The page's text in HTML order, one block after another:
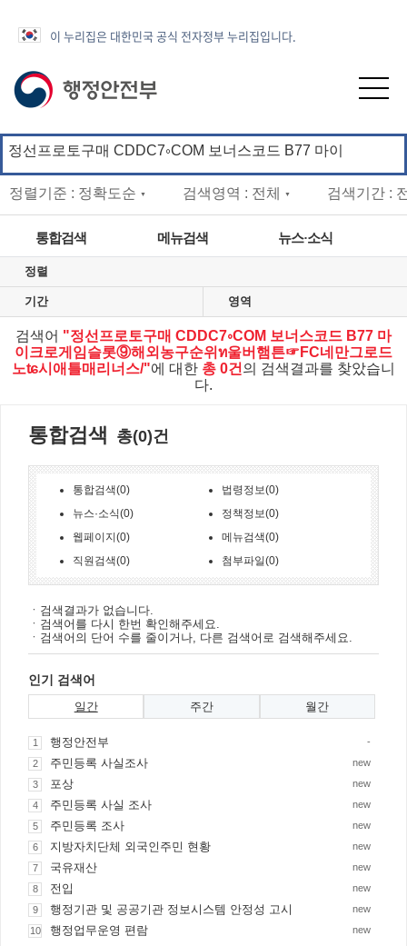
이 누리집은 대한민국 공식 전자정부 누리집입니다.
정렬기준 : 정확도순 ▼ 검색영역 : 전체 ▼ 검색기간 :
통합검색 메뉴검색 뉴스·소식
법령정보
ENGLISH
정렬
기간 영역
검색어 "정선프로토구매 CDDC7༚COM 보너스코드 B77 마
이크로게임슬롯⑨해외농구순위ท울버햄튼☞FC네만그로드
노ʨ시애틀매리너스/"에 대한 총 0건 의 검색결과를 찾았습니
다.
통합검색 총(0)건
통합검색(0)
법령정보(0)
뉴스·소식(0)
정책정보(0)
웹페이지(0)
메뉴검색(0)
직원검색(0)
첨부파일(0)
ㆍ검색결과가 없습니다.
ㆍ검색어를 다시 한번 확인해주세요.
ㆍ검색어의 단어 수를 줄이거나, 다른 검색어로 검색해주세요.
인기 검색어
일간
1 행정안전부
-
2
주민등록 사실조사
new
3
포상
new
4
주민등록 사실 조사
new
5
주민등록 조사
new
6
지방자치단체 외국인주민 현황
new
7
국유재산
new
8
전입
new
9
행정기관 및 공공기관 정보시스템 안정성 고시
new
10
행정업무운영 편람 new
주간 월간